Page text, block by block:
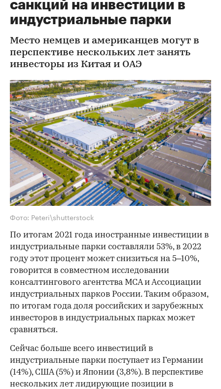
санкций на инвестиции в
индустриальные парки
Место немцев и американцев могут в
перспективе нескольких лет занять
инвесторы из Китая и ОАЭ
Фото: Peteri\shutterstock
По итогам 2021 года иностранные инвестиции в
индустриальные парки составляли 53%, в 2022
году этот процент может снизиться на 5–10%,
говорится в совместном исследовании
консалтингового агентства MCA и Ассоциации
индустриальных парков России. Таким образом,
по итогам года доля российских и зарубежных
инвесторов в индустриальных парках может
сравняться.
Сейчас больше всего инвестиций в
индустриальные парки поступает из Германии
(14%), США (5%) и Японии (3,8%). В перспективе
нескольких лет лидирующие позиции в